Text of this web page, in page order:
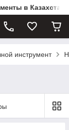
в
инструмент